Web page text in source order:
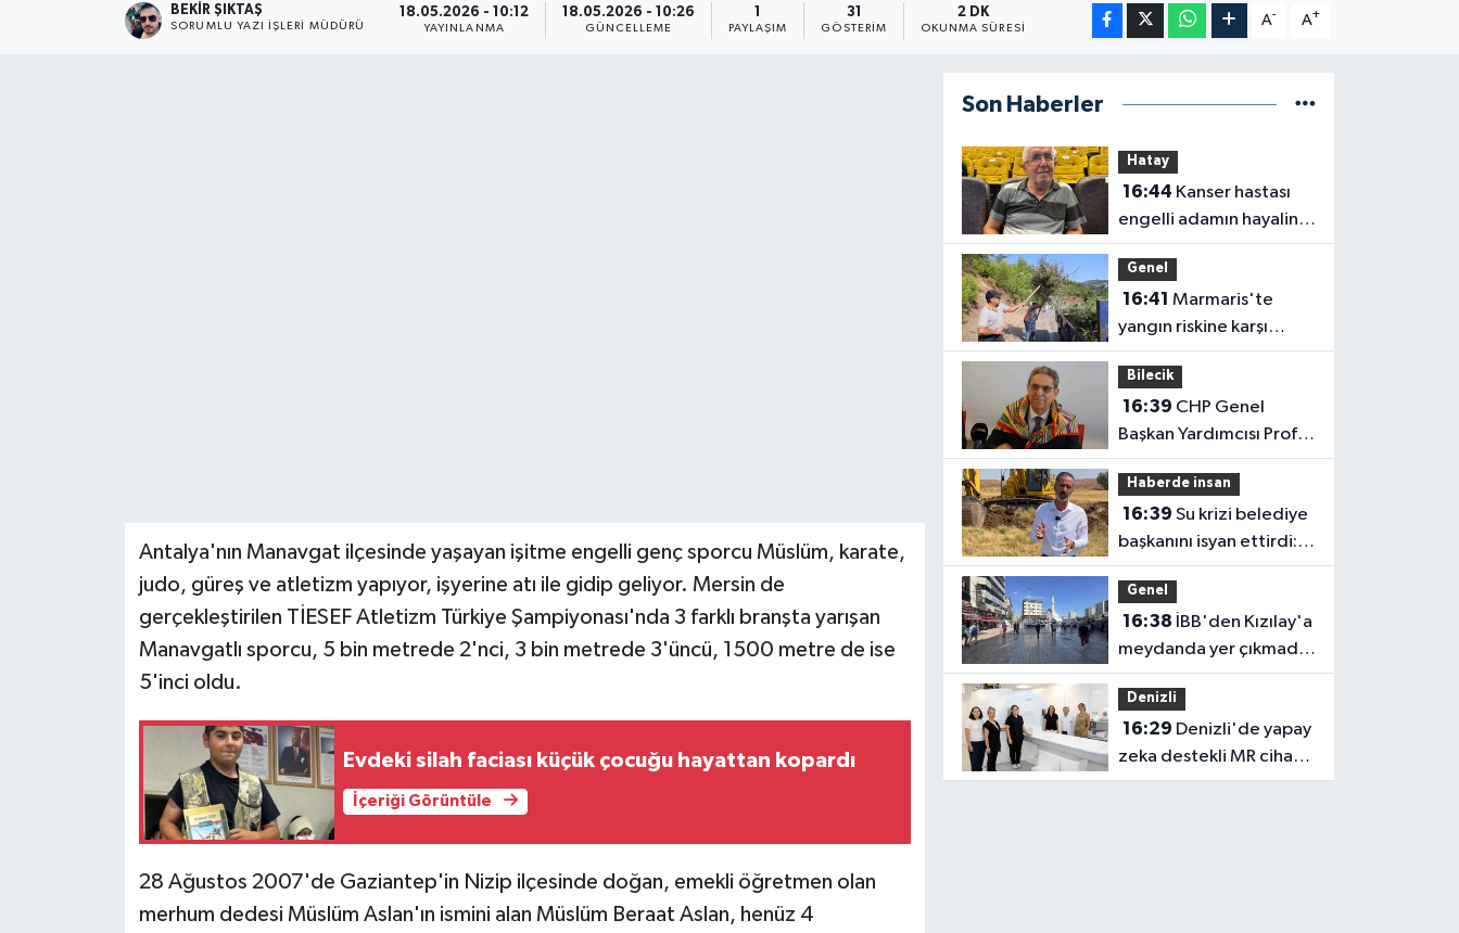
BEKIR ŞIKTAŞ
SORUMLU YAZI İŞLERI MÜDÜRÜ
18.05.2026 - 10:12
YAYINLANMA
18.05.2026 - 10:26
GÜNCELLEME PAYLAŞIM
31
GÖSTERIM
2 DK
OKUNMA SÜRESI
A- A+
Antalya'nın Manavgat ilçesinde yaşayan işitme engelli genç sporcu Müslüm, karate,
judo, güreş ve atletizm yapıyor, işyerine atı ile gidip geliyor. Mersin de
gerçekleştirilen TİESEF Atletizm Türkiye Şampiyonası'nda 3 farklı branşta yarışan
Manavgatlı sporcu, 5 bin metrede 2'nci, 3 bin metrede 3'üncü, 1500 metre de ise
5'inci oldu.
Evdeki silah faciası küçük çocuğu hayattan kopardı
İçeriği Görüntüle
28 Ağustos 2007'de Gaziantep'in Nizip ilçesinde doğan, emekli öğretmen olan
merhum dedesi Müslüm Aslan'ın ismini alan Müslüm Beraat Aslan, henüz 4
Son Haberler
Hatay
16:44
engelli adamın hayalini
bile kuramadığı evine
kavuşunca döktüğü
gözyaşı duygulandırdı
Genel
16:41
yangın riskine karşı
kapsamlı temizlik
Bilecik
16:39
Başkan Yardımcısı Prof.
Dr. Ali Rıza Erbay, 'CHP
üyesi olmak inanç ister,
emek ister, yürek ister'
Haberde insan
16:39
başkanını isyan ettirdi:
Faturasını ödemeyen
vatandaşlara böyle
seslendi
Genel
16:38
meydanda yer çıkmadı,
Bahçelievler Belediyesi
yer tahsis etti
Denizli
16:29
zeka destekli MR cihazı
hizmete girdi